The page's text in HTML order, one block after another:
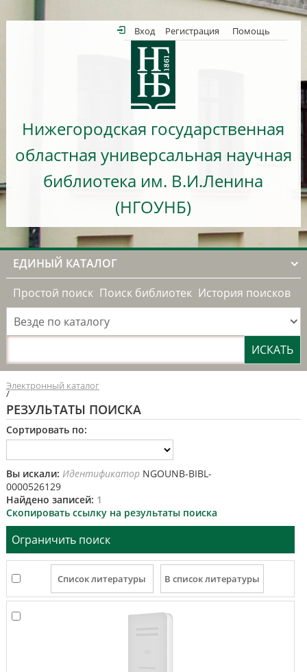
Вход Регистрация Помощь
Нижегородская государственная
областная универсальная научная
библиотека им. В.И.Ленина
(НГОУНБ)
ЕДИНЫЙ КАТАЛОГ
Простой поиск Поиск библиотек История поисков
Везде по каталогу
Электронный каталог
/
РЕЗУЛЬТАТЫ ПОИСКА
Сортировать по:
Вы искали: ИдентификаторNGOUNB-BIBL-
0000526129
Найдено записей: 1
Скопировать ссылку на результаты поиска
Ограничить поиск